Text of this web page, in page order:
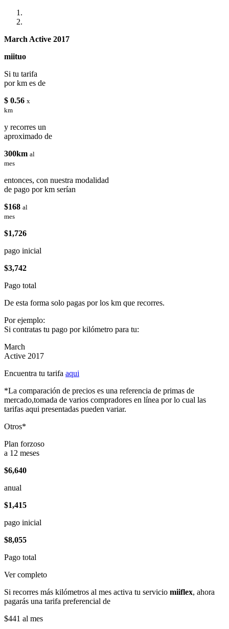
March Active 2017
miituo
Si tu tarifa
por km es de
$ 0.56 x
km
y recorres un
aproximado de
300km al
mes
entonces, con nuestra modalidad
de pago por km serían
$168 al
mes
$1,726
pago inicial
$3,742
Pago total
De esta forma solo pagas por los km que recorres.
Por ejemplo:
Si contratas tu pago por kilómetro para tu:
March
Active 2017
Encuentra tu tarifa aqui
*La comparación de precios es una referencia de primas de
mercado,tomada de varios compradores en línea por lo cual las
tarifas aqui presentadas pueden variar.
Otros*
Plan forzoso
a 12 meses
$6,640
anual
$1,415
pago inicial
$8,055
Pago total
Ver completo
Si recorres más kilómetros al mes activa tu servicio miiflex, ahora
pagarás una tarifa preferencial de
$441 al mes